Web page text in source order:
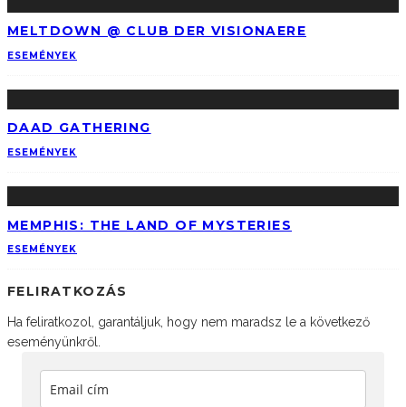
MELTDOWN @ CLUB DER VISIONAERE
ESEMÉNYEK
DAAD GATHERING
ESEMÉNYEK
MEMPHIS: THE LAND OF MYSTERIES
ESEMÉNYEK
FELIRATKOZÁS
Ha feliratkozol, garantáljuk, hogy nem maradsz le a következő
eseményünkről.